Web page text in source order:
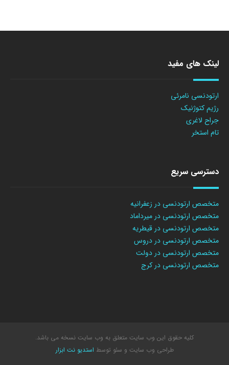
لینک های مفید
ارتودنسی نامرئی
رژیم کتوژنیک
جراح لاغری
تام استخر
دسترسی سریع
متخصص ارتودنسی در زعفرانیه
متخصص ارتودنسی در میرداماد
متخصص ارتودنسی در قیطریه
متخصص ارتودنسی در دروس
متخصص ارتودنسی در دولت
متخصص ارتودنسی در کرج
کلیه حقوق این وب سایت متعلق به وب سایت نسخه می باشد.
طراحی وب سایت و سئو توسط استدیو نت ابزار